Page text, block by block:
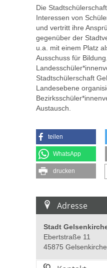
Die
Interessen von
und vertritt ihre
gegenüber der
u.a. mit einem Platz
Ausschuss für
Stadtschülerschaft
Landesebene
Austausch.
teilen
WhatsApp
drucken
Adresse
Stadt
Ebertstraße 11
45875